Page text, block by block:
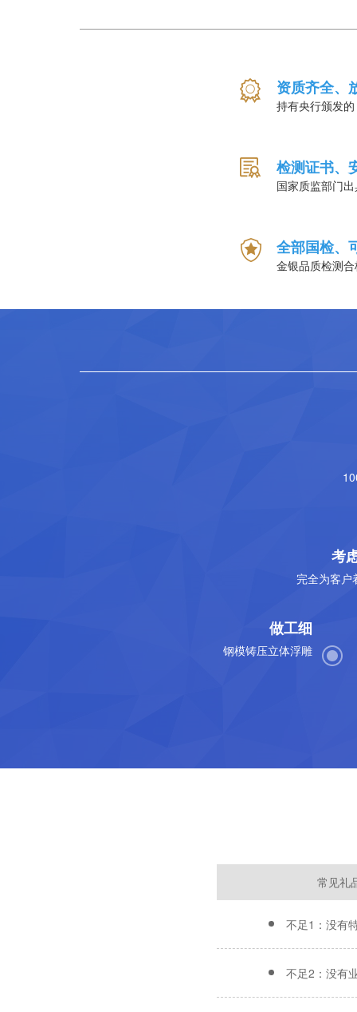
资质齐全、
持有央行颁发
检测证书、
国家质监部门
全部国检、
金银品质检测
考
完全为客户
做工细
钢模铸压立体浮雕
常见礼
不足1：没有
不足2：没有